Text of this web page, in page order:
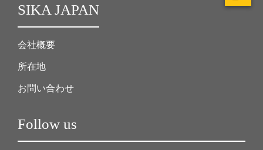
SIKA JAPAN
会社概要
所在地
お問い合わせ
Follow us